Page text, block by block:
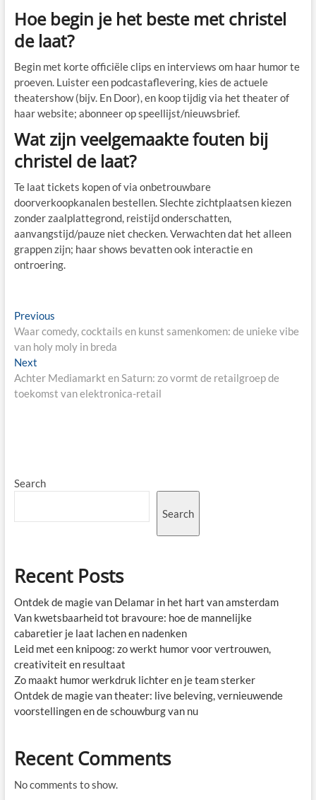
Hoe begin je het beste met christel
de laat?
Begin met korte officiële clips en interviews om haar humor te
proeven. Luister een podcastaflevering, kies de actuele
theatershow (bijv. En Door), en koop tijdig via het theater of
haar website; abonneer op speellijst/nieuwsbrief.
Wat zijn veelgemaakte fouten bij
christel de laat?
Te laat tickets kopen of via onbetrouwbare
doorverkoopkanalen bestellen. Slechte zichtplaatsen kiezen
zonder zaalplattegrond, reistijd onderschatten,
aanvangstijd/pauze niet checken. Verwachten dat het alleen
grappen zijn; haar shows bevatten ook interactie en
ontroering.
Post
navigation
PreviousPrevious
post:
Waar comedy, cocktails en kunst samenkomen: de unieke vibe
van holy moly in breda
NextNext
post:
Achter Mediamarkt en Saturn: zo vormt de retailgroep de
toekomst van elektronica-retail
Search
Search
Recent Posts
Ontdek de magie van Delamar in het hart van amsterdam
Van kwetsbaarheid tot bravoure: hoe de mannelijke
cabaretier je laat lachen en nadenken
Leid met een knipoog: zo werkt humor voor vertrouwen,
creativiteit en resultaat
Zo maakt humor werkdruk lichter en je team sterker
Ontdek de magie van theater: live beleving, vernieuwende
voorstellingen en de schouwburg van nu
Recent Comments
No comments to show.